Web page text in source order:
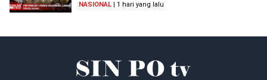
NASIONAL | 1 hari yang lalu